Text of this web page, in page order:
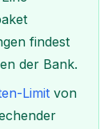
findest
der Bank.
Limit von